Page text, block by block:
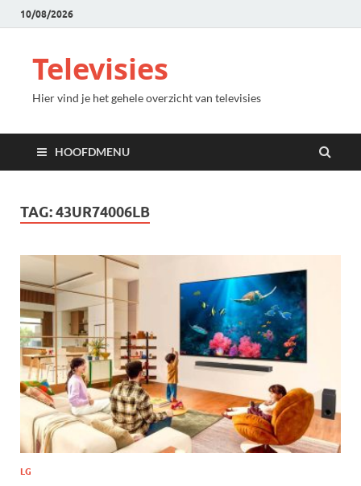
10/08/2026
Televisies
Hier vind je het gehele overzicht van televisies
HOOFDMENU
TAG:43UR74006LB
LG